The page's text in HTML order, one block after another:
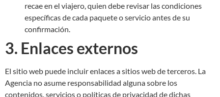
recae en el viajero, quien debe revisar las condiciones
específicas de cada paquete o servicio antes de su
confirmación.
3. Enlaces externos
El sitio web puede incluir enlaces a sitios web de terceros. La
Agencia no asume responsabilidad alguna sobre los
contenidos, servicios o políticas de privacidad de dichas